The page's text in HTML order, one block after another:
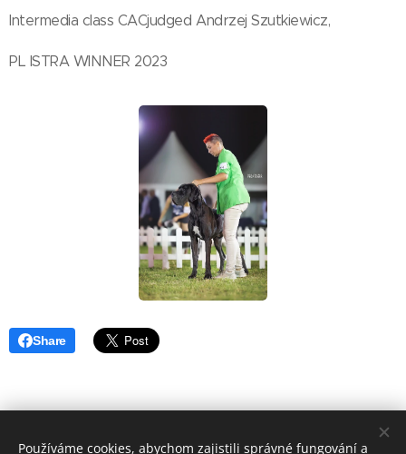
Intermedia class CACjudged Andrzej Szutkiewicz,
PL ISTRA WINNER 2023
Share
Používáme cookies, abychom zajistili správné fungování a